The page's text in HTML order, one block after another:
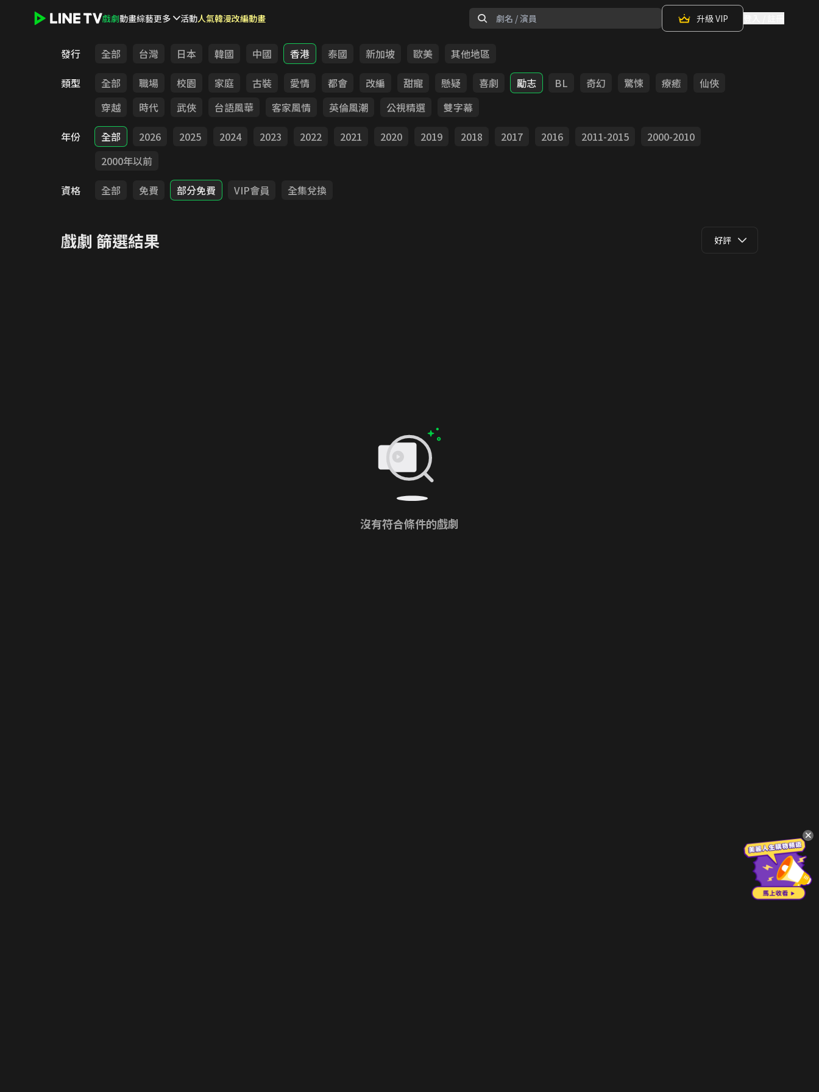
戲劇動畫綜藝更多 活動人氣韓漫改編動畫 升級 VIP
發行 全部 台灣 日本 韓國 中國 香港 泰國 新加坡 歐美
其他地區
類型
全部 職場 校園 家庭 古裝 愛情 都會 改編 甜寵 懸疑 喜劇 勵志 BL 奇幻 驚悚 療癒
仙俠
穿越
時代 武俠 台語風華 客家風情 英倫風潮 公視精選
雙字幕
年份
全部 2026 2025 2024 2023 2022 2021 2020 2019 2018 2017 2016 2011-2015
2000-2010
2000年以前
資格
全部 免費 部分免費 VIP會員 全集兌換
戲劇 篩選結果 好評
沒有符合條件的戲劇